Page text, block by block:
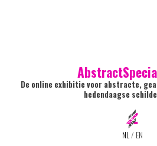
De online exhibitie voor abstracte,
hedendaagse
NL/ EN